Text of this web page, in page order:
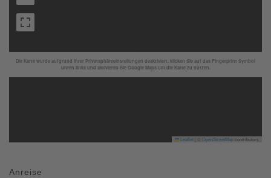
Die Karte wurde aufgrund Ihrer Privatsphäreeinstellungen deaktiviert, klicken Sie auf das Fingerprint Symbol
unten links und aktivieren Sie Google Maps um die Karte zu nutzen.
Leaflet OpenStreetMapcontributors
Anreise